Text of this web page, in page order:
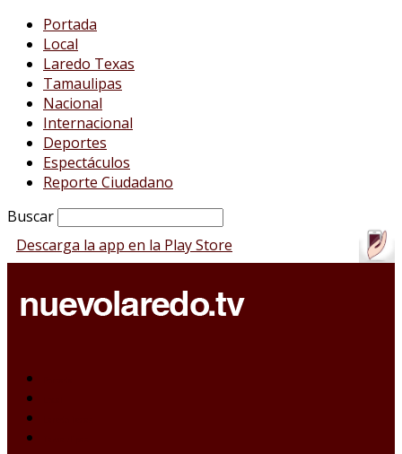
Portada
Local
Laredo Texas
Tamaulipas
Nacional
Internacional
Deportes
Espectáculos
Reporte Ciudadano
Buscar
Descarga la app en la Play Store